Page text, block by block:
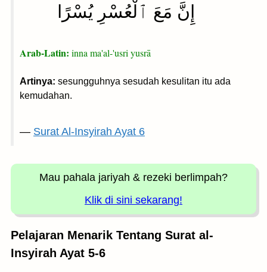
إِنَّ مَعَ ٱلْعُسْرِ يُسْرًا
Arab-Latin: inna ma'al-'usri yusrā
Artinya: sesungguhnya sesudah kesulitan itu ada
kemudahan.
— Surat Al-Insyirah Ayat 6
Mau pahala jariyah & rezeki berlimpah?
Klik di sini sekarang!
Pelajaran Menarik Tentang Surat al-
Insyirah Ayat 5-6